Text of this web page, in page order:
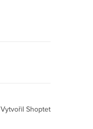
Vytvořil Shoptet